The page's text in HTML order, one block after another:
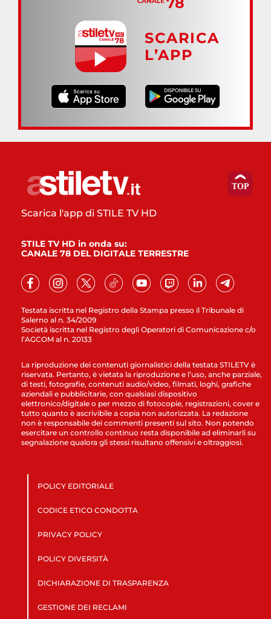
SCARICA
L’APP
Testata iscritta nel Registro della Stampa presso il Tribunale di
Salerno al n. 34/2009
Società iscritta nel Registro degli Operatori di Comunicazione c/o
l’AGCOM al n. 20133
Scarica l'app di STILE TV HD
STILE TV HD in onda su:
CANALE 78 DEL DIGITALE TERRESTRE
La riproduzione dei contenuti giornalistici della testata STILETV è
riservata. Pertanto, è vietata la riproduzione e l’uso, anche parziale,
di testi, fotografie, contenuti audio/video, filmati, loghi, grafiche
aziendali e pubblicitarie, con qualsiasi dispositivo
elettronico/digitale o per mezzo di fotocopie, registrazioni, cover e
tutto quanto è ascrivibile a copia non autorizzata. La redazione
non è responsabile dei commenti presenti sul sito. Non potendo
esercitare un controllo continuo resta disponibile ad eliminarli su
segnalazione qualora gli stessi risultano offensivi e oltraggiosi.
POLICY EDITORIALE
CODICE ETICO CONDOTTA
PRIVACY POLICY
POLICY DIVERSITÀ
DICHIARAZIONE DI TRASPARENZA
GESTIONE DEI RECLAMI